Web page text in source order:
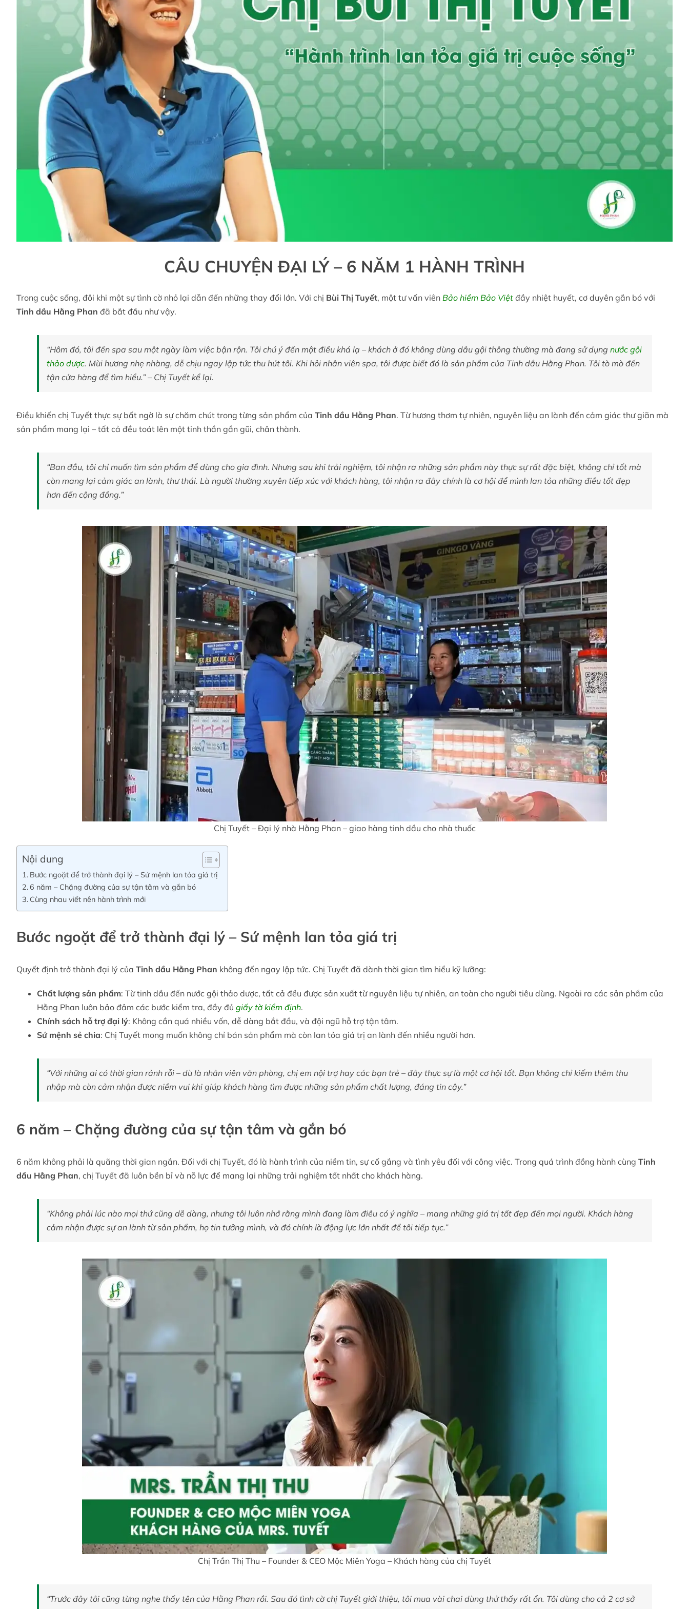
CÂU CHUYỆN ĐẠI LÝ – 6 NĂM 1 HÀNH TRÌNH
Trong cuộc sống, đôi khi một sự tình cờ nhỏ lại dẫn đến những thay đổi lớn. Với chị Bùi Thị Tuyết, một tư vấn viên Bảo hiểm Bảo Việtđầy nhiệt huyết, cơ duyên gắn bó với
Tinh dầu Hằng Phan đã bắt đầu như vậy.
“Hôm đó, tôi đến spa sau một ngày làm việc bận rộn. Tôi chú ý đến một điều khá lạ – khách ở đó không dùng dầu gội thông thường mà đang sử dụng nước gội
thảo dược. Mùi hương nhẹ nhàng, dễ chịu ngay lập tức thu hút tôi. Khi hỏi nhân viên spa, tôi được biết đó là sản phẩm của Tinh dầu Hằng Phan. Tôi tò mò đến
tận cửa hàng để tìm hiểu.” – Chị Tuyết kể lại.
Điều khiến chị Tuyết thực sự bất ngờ là sự chăm chút trong từng sản phẩm của Tinh dầu Hằng Phan. Từ hương thơm tự nhiên, nguyên liệu an lành đến cảm giác thư giãn mà
sản phẩm mang lại – tất cả đều toát lên một tinh thần gần gũi, chân thành.
“Ban đầu, tôi chỉ muốn tìm sản phẩm để dùng cho gia đình. Nhưng sau khi trải nghiệm, tôi nhận ra những sản phẩm này thực sự rất đặc biệt, không chỉ tốt mà
còn mang lại cảm giác an lành, thư thái. Là người thường xuyên tiếp xúc với khách hàng, tôi nhận ra đây chính là cơ hội để mình lan tỏa những điều tốt đẹp
hơn đến cộng đồng.”
Chị Tuyết – Đại lý nhà Hằng Phan – giao hàng tinh dầu cho nhà thuốc
Nội dung
Bước ngoặt để trở thành đại lý – Sứ mệnh lan tỏa giá trị
6 năm – Chặng đường của sự tận tâm và gắn bó
Cùng nhau viết nên hành trình mới
Bước ngoặt để trở thành đại lý – Sứ mệnh lan tỏa giá trị
Quyết định trở thành đại lý của Tinh dầu Hằng Phan không đến ngay lập tức. Chị Tuyết đã dành thời gian tìm hiểu kỹ lưỡng:
Chất lượng sản phẩm: Từ tinh dầu đến nước gội thảo dược, tất cả đều được sản xuất từ nguyên liệu tự nhiên, an toàn cho người tiêu dùng. Ngoài ra các sản phẩm của
Hằng Phan luôn bảo đảm các bước kiểm tra, đầy đủ giấy tờ kiểm định.
Chính sách hỗ trợ đại lý: Không cần quá nhiều vốn, dễ dàng bắt đầu, và đội ngũ hỗ trợ tận tâm.
Sứ mệnh sẻ chia: Chị Tuyết mong muốn không chỉ bán sản phẩm mà còn lan tỏa giá trị an lành đến nhiều người hơn.
“Với những ai có thời gian rảnh rỗi – dù là nhân viên văn phòng, chị em nội trợ hay các bạn trẻ – đây thực sự là một cơ hội tốt. Bạn không chỉ kiếm thêm thu
nhập mà còn cảm nhận được niềm vui khi giúp khách hàng tìm được những sản phẩm chất lượng, đáng tin cậy.”
6 năm – Chặng đường của sự tận tâm và gắn bó
6 năm không phải là quãng thời gian ngắn. Đối với chị Tuyết, đó là hành trình của niềm tin, sự cố gắng và tình yêu đối với công việc. Trong quá trình đồng hành cùng Tinh
dầu Hằng Phan, chị Tuyết đã luôn bền bỉ và nỗ lực để mang lại những trải nghiệm tốt nhất cho khách hàng.
“Không phải lúc nào mọi thứ cũng dễ dàng, nhưng tôi luôn nhớ rằng mình đang làm điều có ý nghĩa – mang những giá trị tốt đẹp đến mọi người. Khách hàng
cảm nhận được sự an lành từ sản phẩm, họ tin tưởng mình, và đó chính là động lực lớn nhất để tôi tiếp tục.”
Chị Trần Thị Thu – Founder & CEO Mộc Miên Yoga – Khách hàng của chị Tuyết
“Trước đây tôi cũng từng nghe thấy tên của Hằng Phan rồi. Sau đó tình cờ chị Tuyết giới thiệu, tôi mua vài chai dùng thử thấy rất ổn. Tôi dùng cho cả 2 cơ sở